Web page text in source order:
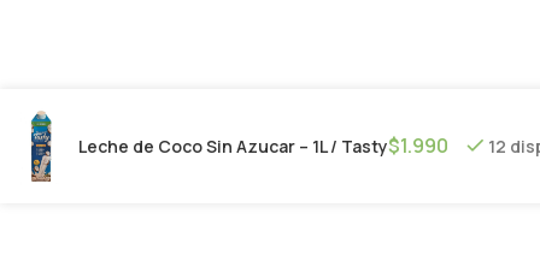
Leche de Coco Sin Azucar – 1L / Tasty$1.990 12